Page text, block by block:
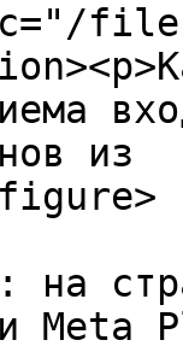
files/
из